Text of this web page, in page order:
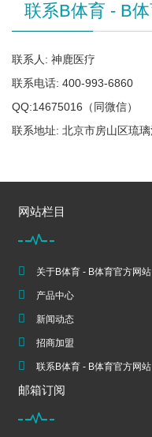
联系B体育 - B
联系人: 神鹿医疗
联系电话: 400-993-6860
QQ:14675016（同微信）
联系地址: 北京市房山区琉
网站栏目
关于B体育 - B体育官方网
产品中心
新闻动态
招商加盟
联系B体育 - B体育官方网
邮箱订阅